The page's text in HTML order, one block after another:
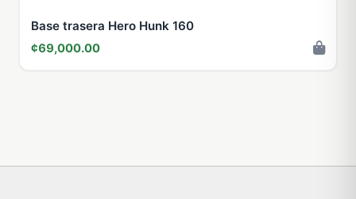
Base trasera Hero Hunk 160
¢69,000.00